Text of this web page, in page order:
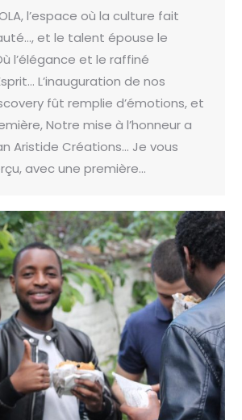
l’espace où la culture fait
et le talent épouse le
l’élégance et le raffiné
L’inauguration de nos
fût remplie d’émotions, et
Notre mise à l’honneur a
Aristide Créations… Je vous
avec une première…